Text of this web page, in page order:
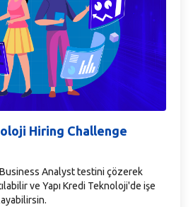
Hiring Challenge
Analyst testini çözerek
ve Yapı Kredi Teknoloji'de işe